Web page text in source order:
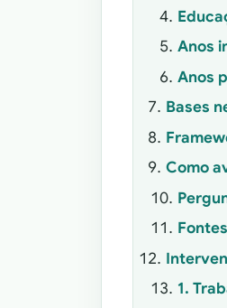
Anos
Anos
Bases
Como
1.